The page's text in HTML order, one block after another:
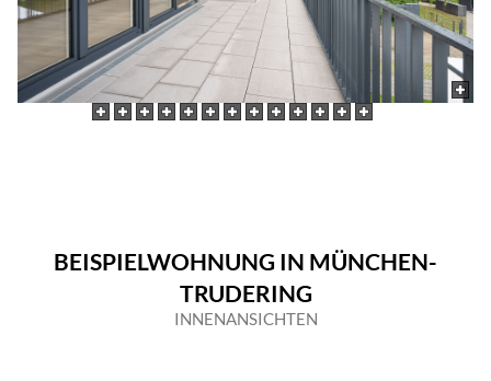
BEISPIELWOHNUNG IN MÜNCHEN-
TRUDERING
INNENANSICHTEN